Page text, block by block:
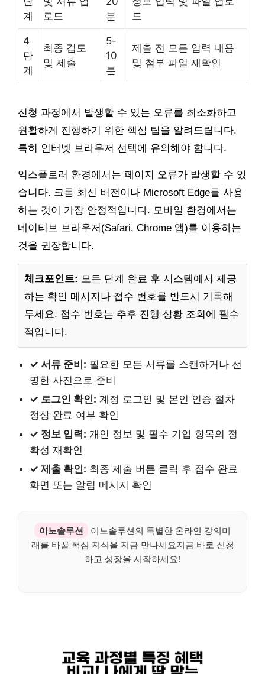
계
로드
분
드
4
단
계
최종 검토
및 제출
5-
10
분
제출 전 모든 입력 내용
및 첨부 파일 재확인
신청 과정에서 발생할 수 있는 오류를 최소화하고
원활하게 진행하기 위한 핵심 팁을 알려드립니다.
특히 인터넷 브라우저 선택에 유의해야 합니다.
익스플로러 환경에서는 페이지 오류가 발생할 수 있
습니다. 크롬 최신 버전이나 Microsoft Edge를 사용
하는 것이 가장 안정적입니다. 모바일 환경에서는
네이티브 브라우저(Safari, Chrome 앱)를 이용하는
것을 권장합니다.
체크포인트: 모든 단계 완료 후 시스템에서 제공
하는 확인 메시지나 접수 번호를 반드시 기록해
두세요. 접수 번호는 추후 진행 상황 조회에 필수
적입니다.
✓ 서류 준비: 필요한 모든 서류를 스캔하거나 선
명한 사진으로 준비
✓ 로그인 확인: 계정 로그인 및 본인 인증 절차
정상 완료 여부 확인
✓ 정보 입력: 개인 정보 및 필수 기입 항목의 정
확성 재확인
✓ 제출 확인: 최종 제출 버튼 클릭 후 접수 완료
화면 또는 알림 메시지 확인
이노솔루션
이노솔루션의 특별한 온라인 강의미
래를 바꿀 핵심 지식을 지금 만나세요지금 바로 신청
하고 성장을 시작하세요!